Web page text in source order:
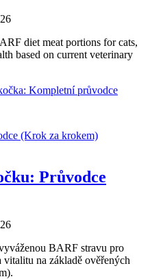
diet meat portions for cats,
based on current veterinary
Kompletní průvodce
Průvodce
BARF stravu pro
na základě ověřených